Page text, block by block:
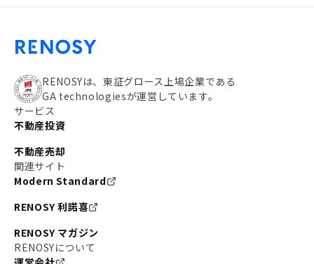
RENOSYは、東証グロース上場企業である
GA technologiesが運営しています。
サービス
不動産投資
不動産売却
関連サイト
Modern Standard
RENOSY 利諾喜
RENOSY マガジン
RENOSYについて